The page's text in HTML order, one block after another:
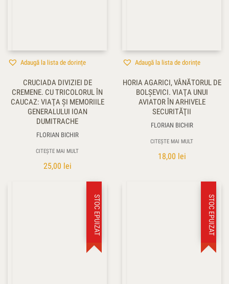
Adaugă la lista de dorințe
CRUCIADA DIVIZIEI DE
CREMENE. CU TRICOLORUL ÎN
CAUCAZ: VIAŢA ŞI MEMORIILE
GENERALULUI IOAN
DUMITRACHE
FLORIAN BICHIR
CITEȘTE MAI MULT
25,00 lei
Adaugă la lista de dorințe
HORIA AGARICI, VÂNĂTORUL DE
BOLŞEVICI. VIAŢA UNUI
AVIATOR ÎN ARHIVELE
SECURITĂŢII
FLORIAN BICHIR
CITEȘTE MAI MULT
18,00 lei
STOC EPUIZAT STOC EPUIZAT